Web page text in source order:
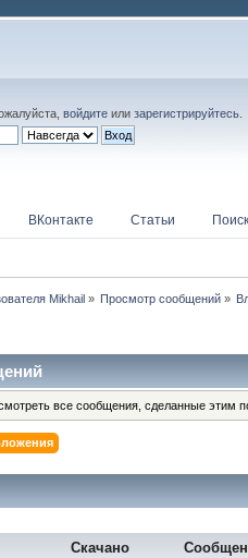
войдите или зарегистрируйтесь
ВКонтакте Статьи Поиск
Mikhail» Просмотр сообщений»
все сообщения, сделанные этим
Скачано